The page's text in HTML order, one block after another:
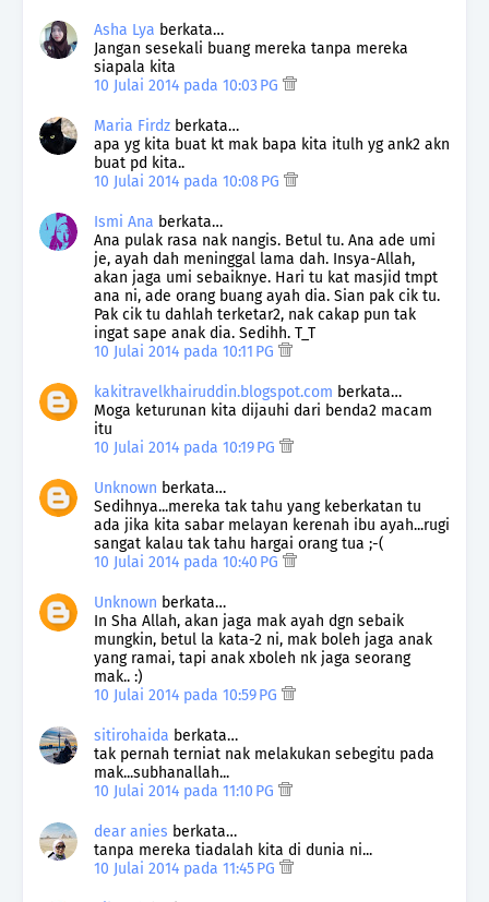
Asha Lya berkata…
Jangan sesekali buang mereka tanpa mereka
siapala kita
10 Julai 2014 pada 10:03 PG
Maria Firdz berkata…
apa yg kita buat kt mak bapa kita itulh yg ank2 akn
buat pd kita..
10 Julai 2014 pada 10:08 PG
Ismi Ana berkata…
Ana pulak rasa nak nangis. Betul tu. Ana ade umi
je, ayah dah meninggal lama dah. Insya-Allah,
akan jaga umi sebaiknye. Hari tu kat masjid tmpt
ana ni, ade orang buang ayah dia. Sian pak cik tu.
Pak cik tu dahlah terketar2, nak cakap pun tak
ingat sape anak dia. Sedihh. T_T
10 Julai 2014 pada 10:11 PG
kakitravelkhairuddin.blogspot.com berkata…
Moga keturunan kita dijauhi dari benda2 macam
itu
10 Julai 2014 pada 10:19 PG
Unknown berkata…
Sedihnya...mereka tak tahu yang keberkatan tu
ada jika kita sabar melayan kerenah ibu ayah...rugi
sangat kalau tak tahu hargai orang tua ;-(
10 Julai 2014 pada 10:40 PG
Unknown berkata…
In Sha Allah, akan jaga mak ayah dgn sebaik
mungkin, betul la kata-2 ni, mak boleh jaga anak
yang ramai, tapi anak xboleh nk jaga seorang
mak.. :)
10 Julai 2014 pada 10:59 PG
sitirohaida berkata…
tak pernah terniat nak melakukan sebegitu pada
mak...subhanallah...
10 Julai 2014 pada 11:10 PG
dear anies berkata…
tanpa mereka tiadalah kita di dunia ni...
10 Julai 2014 pada 11:45 PG